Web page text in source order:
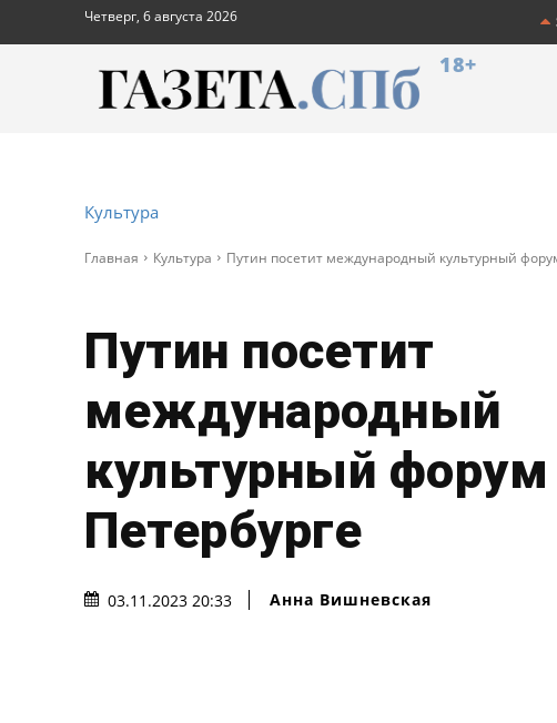
Четверг, 6 августа 2026
18+
Культура
Главная Культура Путин посетит международный культурный
Путин посетит
международный
культурный форум
Петербурге
03.11.2023 20:33 Анна Вишневская